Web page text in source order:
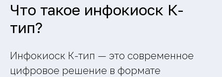
Что такое инфокиоск К-
тип?
Инфокиоск К-тип — это современное
цифровое решение в формате